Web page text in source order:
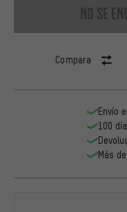
no se
Compara
Envío
100
Más